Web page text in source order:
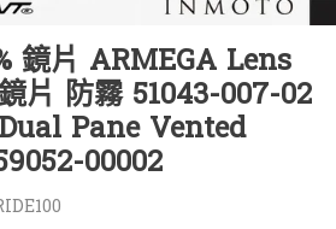
鏡片 ARMEGA Lens
片 防霧 51043-007-02
Pane Vented
00002